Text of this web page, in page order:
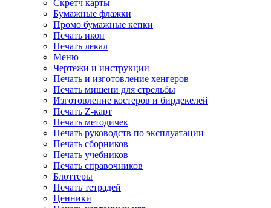
Скретч карты
Бумажные флажки
Промо бумажные кепки
Печать икон
Печать лекал
Меню
Чертежи и инструкции
Печать и изготовление хенгеров
Печать мишени для стрельбы
Изготовление костеров и бирдекелей
Печать Z-карт
Печать методичек
Печать руководств по эксплуатации
Печать сборников
Печать учебников
Печать справочников
Блоттеры
Печать тетрадей
Ценники